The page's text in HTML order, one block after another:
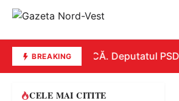
BREAKINGREPLICĂ. Deputatul
CELE MAI CITITE